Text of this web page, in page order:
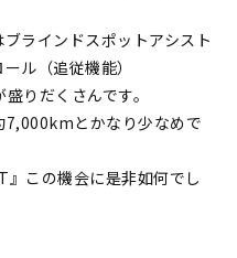
ラインドスポットアシスト
ル（追従機能）
りだくさんです。
7,000kmとかなり少なめで
』この機会に是非如何でし